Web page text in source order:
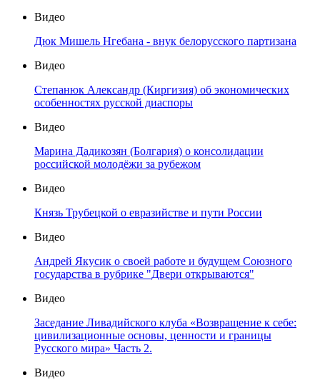
Видео
Дюк Мишель Нгебана - внук белорусского партизана
Видео
Степанюк Александр (Киргизия) об экономических
особенностях русской диаспоры
Видео
Марина Дадикозян (Болгария) о консолидации
российской молодёжи за рубежом
Видео
Князь Трубецкой о евразийстве и пути России
Видео
Андрей Якусик о своей работе и будущем Союзного
государства в рубрике "Двери открываются"
Видео
Заседание Ливадийского клуба «Возвращение к себе:
цивилизационные основы, ценности и границы
Русского мира» Часть 2.
Видео